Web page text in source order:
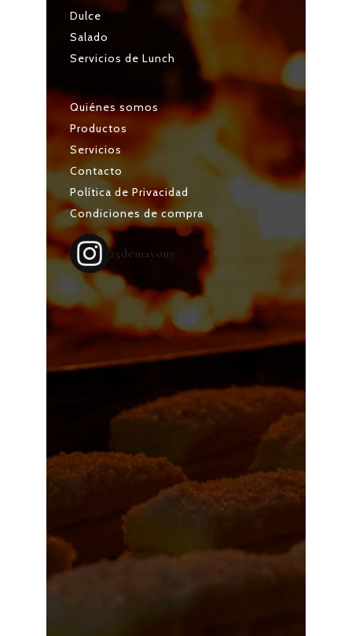
Dulce
Salado
Servicios de Lunch
Quiénes somos
Productos
Servicios
Contacto
Política de Privacidad
Condiciones de compra
25demayouy